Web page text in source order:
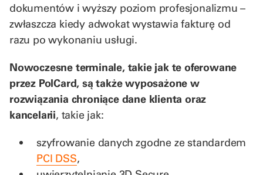
dokumentów i wyższy poziom profesjonalizmu –
zwłaszcza kiedy adwokat wystawia fakturę od
razu po wykonaniu usługi.
Nowoczesne terminale, takie jak te oferowane
przez PolCard, są także wyposażone w
rozwiązania chroniące dane klienta oraz
kancelarii, takie jak:
szyfrowanie danych zgodne ze standardem
PCI DSS,